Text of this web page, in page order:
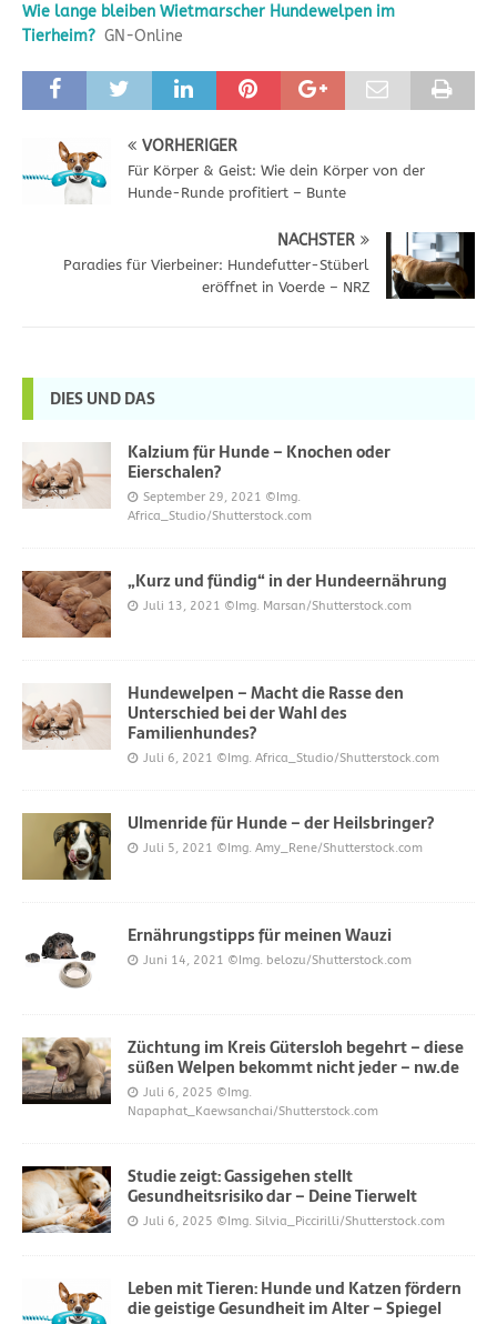
Wie lange bleiben Wietmarscher Hundewelpen im
Tierheim? GN-Online
VORHERIGER
Für Körper & Geist: Wie dein Körper von der
Hunde-Runde profitiert – Bunte
NÄCHSTER
Paradies für Vierbeiner: Hundefutter-Stüberl
eröffnet in Voerde – NRZ
DIES UND DAS
Kalzium für Hunde – Knochen oder
Eierschalen?
September 29, 2021 ©Img.
Africa_Studio/Shutterstock.com
„Kurz und fündig“ in der Hundeernährung
Juli 13, 2021 ©Img. Marsan/Shutterstock.com
Hundewelpen – Macht die Rasse den
Unterschied bei der Wahl des
Familienhundes?
Juli 6, 2021 ©Img. Africa_Studio/Shutterstock.com
Ulmenride für Hunde – der Heilsbringer?
Juli 5, 2021 ©Img. Amy_Rene/Shutterstock.com
Ernährungstipps für meinen Wauzi
Juni 14, 2021 ©Img. belozu/Shutterstock.com
Züchtung im Kreis Gütersloh begehrt – diese
süßen Welpen bekommt nicht jeder – nw.de
Juli 6, 2025 ©Img.
Napaphat_Kaewsanchai/Shutterstock.com
Studie zeigt: Gassigehen stellt
Gesundheitsrisiko dar – Deine Tierwelt
Juli 6, 2025 ©Img. Silvia_Piccirilli/Shutterstock.com
Leben mit Tieren: Hunde und Katzen fördern
die geistige Gesundheit im Alter – Spiegel